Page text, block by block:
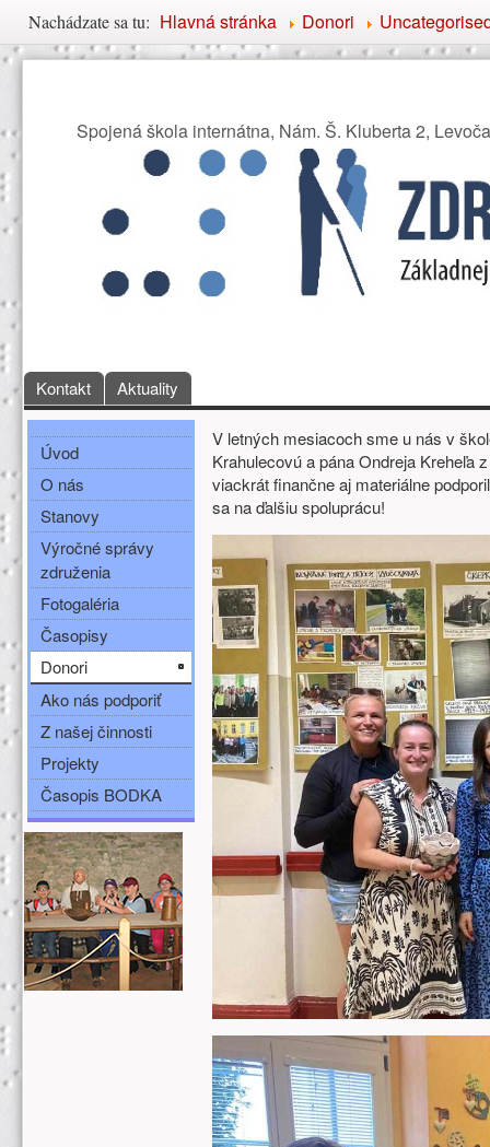
Nachádzate sa tu
Nachádzate sa tu: Hlavná stránka Donori
Združenie priateľov
Spojená škola internátna, Nám. Š. Kluberta 2, Levoča
Hlavné menu
Kontakt Aktuality
Bočné menu
Úvod
O nás
Stanovy
Výročné správy
združenia
Fotogaléria
Časopisy
Donori
Ako nás podporiť
Z našej činnosti
Projekty
Časopis BODKA
Ďalšie zdroje (ľavý stĺpec)
Hlavná obsah
V letných mesiacoch sme u nás v
Krahulecovú a pána Ondreja Kreheľa
viackrát finančne aj materiálne
sa na ďalšiu spoluprácu!